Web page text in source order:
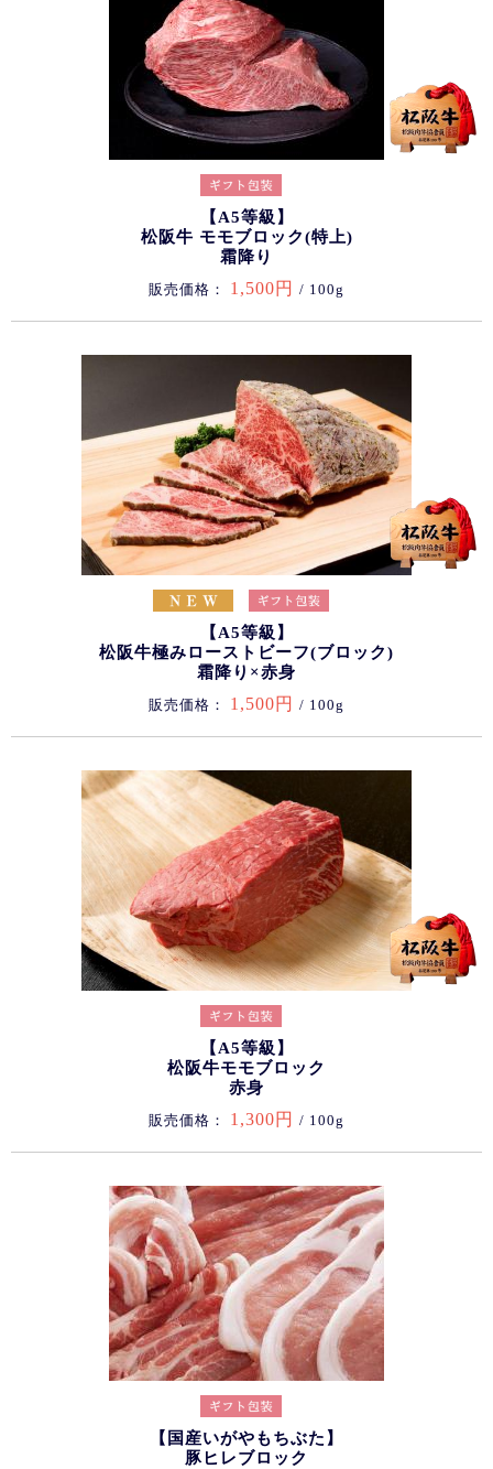
【A5等級】
松阪牛 モモブロック(特上)
霜降り
販売価格： 1,500円 / 100g
【A5等級】
松阪牛極みローストビーフ(ブロック)
霜降り×赤身
販売価格： 1,500円 / 100g
【A5等級】
松阪牛モモブロック
赤身
販売価格： 1,300円 / 100g
【国産いがやもちぶた】
豚ヒレブロック